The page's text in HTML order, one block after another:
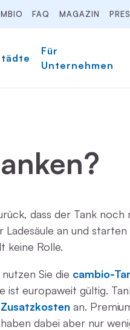
FAQ MAGAZIN
Für
Unternehmen
dass der Tank noch
an und starten
keine Rolle.
Sie die cambio-
ist europaweit gültig.
Zusatzkosten an.
dabei aber nur